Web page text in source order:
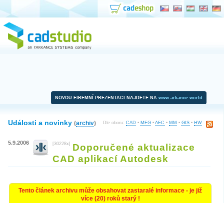
NOVOU FIREMNÍ PREZENTACI NAJDETE NA www.arkance.world
Dle oboru: CAD • MFG • AEC • MM • GIS • HW
Události a novinky (archiv)
5.9.2006 [30228x]
Doporučené aktualizace
CAD aplikací Autodesk
Tento článek archivu může obsahovat zastaralé informace - je již
více (20) roků starý !